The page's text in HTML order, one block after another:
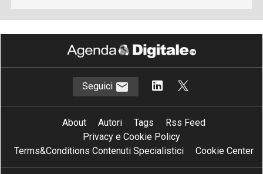
Seguici
About Autori Tags
Rss Feed
Privacy e Cookie Policy
Terms&Conditions Contenuti Specialistici
Cookie Center